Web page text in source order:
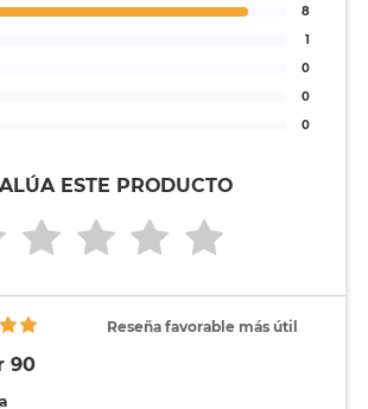
8
1
0
0
0
ESTE PRODUCTO
Reseña favorable más útil
90